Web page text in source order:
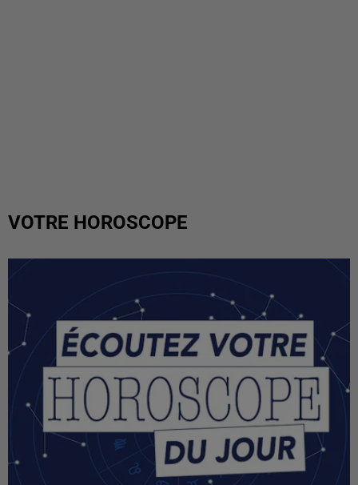
VOTRE HOROSCOPE